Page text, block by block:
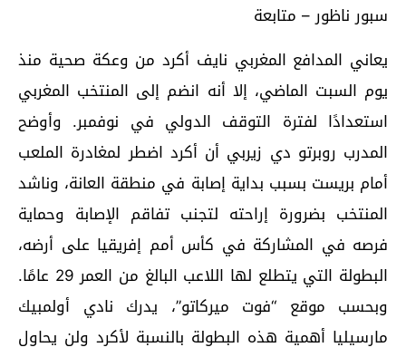
سبور ناظور – متابعة
يعاني المدافع المغربي نايف أكرد من وعكة صحية منذ
يوم السبت الماضي، إلا أنه انضم إلى المنتخب المغربي
استعدادًا لفترة التوقف الدولي في نوفمبر. وأوضح
المدرب روبرتو دي زيربي أن أكرد اضطر لمغادرة الملعب
أمام بريست بسبب بداية إصابة في منطقة العانة، وناشد
المنتخب بضرورة إراحته لتجنب تفاقم الإصابة وحماية
فرصه في المشاركة في كأس أمم إفريقيا على أرضه،
البطولة التي يتطلع لها اللاعب البالغ من العمر 29 عامًا.
وبحسب موقع “فوت ميركاتو”، يدرك نادي أولمبيك
مارسيليا أهمية هذه البطولة بالنسبة لأكرد ولن يحاول